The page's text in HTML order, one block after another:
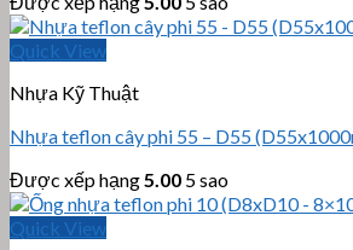
Quick View
Nhựa Kỹ Thuật
Nhựa teflon cây phi 55 – D55
Được xếp hạng 5.00 5 sao
Quick View